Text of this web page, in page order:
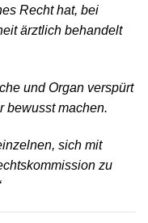
Recht hat, bei
ärztlich behandelt
und Organ verspürt
bewusst machen.
sich mit
zu